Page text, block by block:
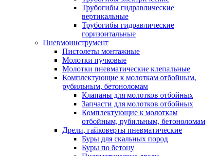
Трубогибы гидравлические
вертикальные
Трубогибы гидравлические
горизонтальные
Пневмоинструмент
Пистолеты монтажные
Молотки пучковые
Молотки пневматические клепальные
Комплектующие к молоткам отбойным,
рубильным, бетоноломам
Клапаны для молотков отбойных
Запчасти для молотков отбойных
Комплектующие к молоткам
отбойным, рубильным, бетоноломам
Дрели, гайковерты пневматические
Буры для скальных пород
Буры по бетону